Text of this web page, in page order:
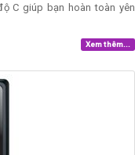
C giúp bạn hoàn toàn yên
Xem thêm...